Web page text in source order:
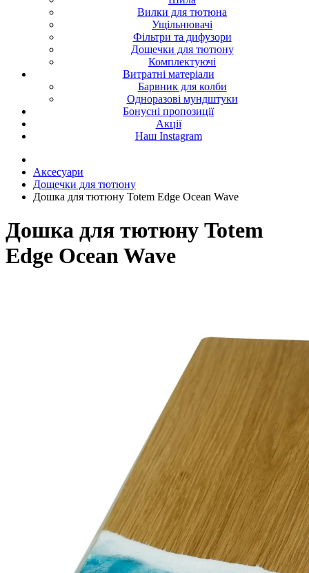
Вилки для тютюна
Ущільнювачі
Фільтри та дифузори
Дощечки для тютюну
Комплектуючі
Витратні матеріали
Барвник для колби
Одноразові мундштуки
Бонусні пропозиції
Акції
Наш Instagram
Аксесуари
Дощечки для тютюну
Дошка для тютюну Totem Edge Ocean Wave
Дошка для тютюну Totem
Edge Ocean Wave